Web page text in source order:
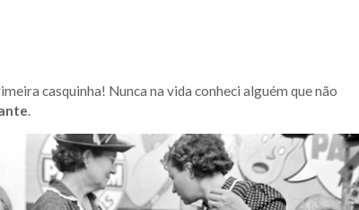
casquinha! Nunca na vida conheci alguém que não